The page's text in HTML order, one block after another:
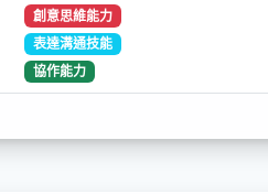
創意思維能力
表達溝通技能
協作能力